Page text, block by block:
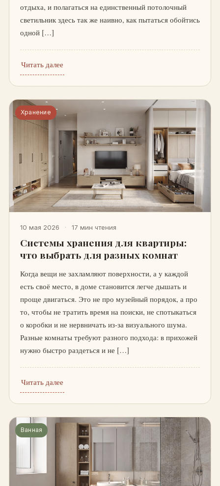
отдыха, и полагаться на единственный потолочный
светильник здесь так же наивно, как пытаться обойтись
одной […]
Читать далее
Хранение
10 мая 2026 · 17 мин чтения
Системы хранения для квартиры:
что выбрать для разных комнат
Когда вещи не захламляют поверхности, а у каждой
есть своё место, в доме становится легче дышать и
проще двигаться. Это не про музейный порядок, а про
то, чтобы не тратить время на поиски, не спотыкаться
о коробки и не нервничать из-за визуального шума.
Разные комнаты требуют разного подхода: в прихожей
нужно быстро раздеться и не […]
Читать далее
Ванная